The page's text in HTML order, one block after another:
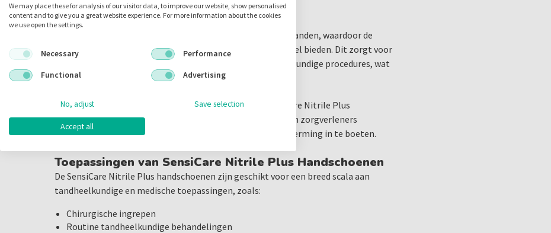
veiligheid vooropstaat.
Perfecte Pasvorm en Comfort
De X-Small maat is ontworpen voor mensen met kleinere handen, waardoor de
handschoenen nauw aansluiten en een uitstekend tastgevoel bieden. Dit zorgt voor
een betere grip en meer controle tijdens delicate tandheelkundige procedures, wat
cruciaal is voor precisiewerk.
Dankzij het dunne maar sterke materiaal bieden de SensiCare Nitrile Plus
handschoenen een hoog tactiel gevoel, zodat tandartsen en zorgverleners
procedures nauwkeurig kunnen uitvoeren zonder aan bescherming in te boeten.
Toepassingen van SensiCare Nitrile Plus Handschoenen
De SensiCare Nitrile Plus handschoenen zijn geschikt voor een breed scala aan
tandheelkundige en medische toepassingen, zoals:
Chirurgische ingrepen
Routine tandheelkundige behandelingen
We may place these for analysis of our visitor data, to improve our website, show personalised
content and to give you a great website experience. For more information about the cookies
we use open the settings.
Necessary
Performance
Functional
Advertising
No, adjust Save selection
Accept all